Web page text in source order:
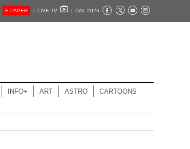
E-PAPER | LIVE TV | CAL 2026
INFO+ ART ASTRO CARTOONS